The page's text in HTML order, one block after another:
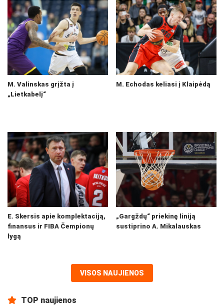
M. Valinskas grįžta į
„Lietkabelį“
M. Echodas keliasi į Klaipėdą
E. Skersis apie komplektaciją,
finansus ir FIBA Čempionų
lygą
„Gargždų“ priekinę liniją
sustiprino A. Mikalauskas
VISOS NAUJIENOS
TOP naujienos